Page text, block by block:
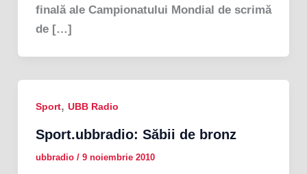
finală ale Campionatului Mondial de scrimă
de […]
Sport, UBB Radio
Sport.ubbradio: Săbii de bronz
ubbradio / 9 noiembrie 2010